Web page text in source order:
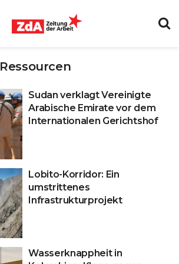
Ressourcen
Sudan verklagt Vereinigte
Arabische Emirate vor dem
Internationalen Gerichtshof
Lobito-Korridor: Ein
umstrittenes
Infrastrukturprojekt
Wasserknappheit in